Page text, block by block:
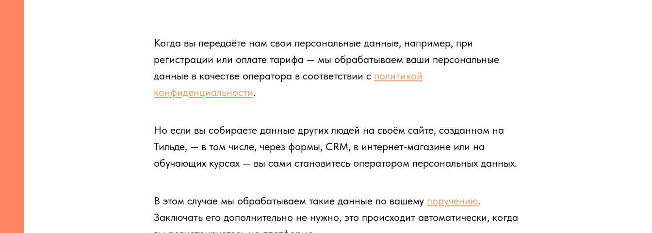
Когда вы передаёте нам свои персональные данные, например, при
регистрации или оплате тарифа — мы обрабатываем ваши персональные
данные в качестве оператора в соответствии с политикой
конфиденциальности.
Но если вы собираете данные других людей на своём сайте, созданном на
Тильде, — в том числе, через формы, CRM, в интернет-магазине или на
обучающих курсах — вы сами становитесь оператором персональных данных.
В этом случае мы обрабатываем такие данные по вашему поручению.
Заключать его дополнительно не нужно, это происходит автоматически, когда